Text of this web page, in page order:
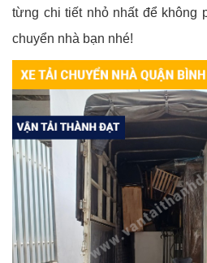
từng chi tiết nhỏ nhất để không
chuyển nhà bạn nhé!